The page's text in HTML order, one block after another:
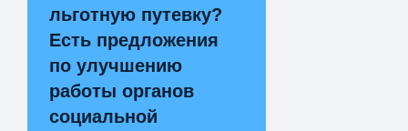
льготную путевку?
Есть предложения
по улучшению
работы органов
социальной